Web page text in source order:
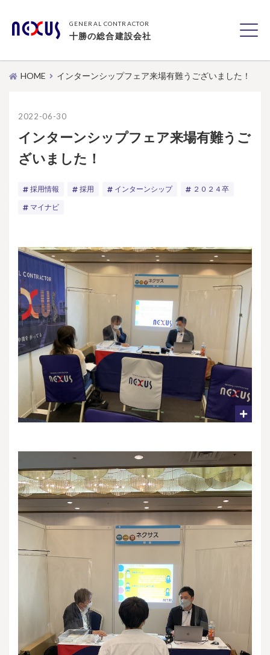
GENERAL CONTRACTOR
十勝の総合建設会社
HOME インターンシップフェア来場有難うございました！
2022-06-30
インターンシップフェア来場有難うご
ざいました！
採用情報 採用 インターンシップ
２０２４卒
マイナビ